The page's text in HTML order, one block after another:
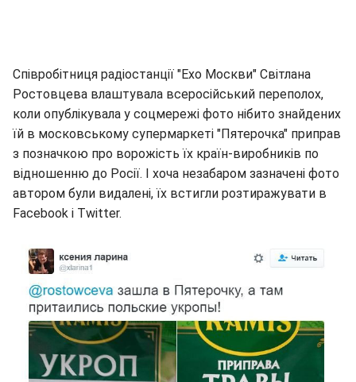
Співробітниця радіостанції "Ехо Москви" Світлана
Ростовцева влаштувала всеросійський переполох,
коли опублікувала у соцмережі фото нібито знайдених
їй в московському супермаркеті "Пятерочка" приправ
з позначкою про ворожість їх країн-виробників по
відношенню до Росії. І хоча незабаром зазначені фото
автором були видалені, їх встигли розтиражувати в
Facebook і Twitter.